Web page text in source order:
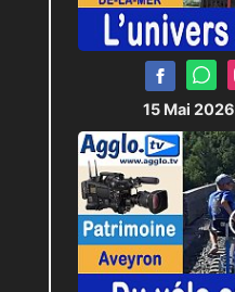
15 Mai 2026